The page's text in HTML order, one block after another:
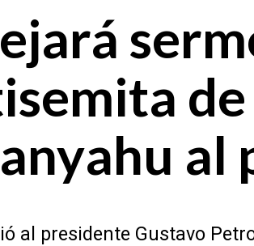
de
al
al presidente Gustavo